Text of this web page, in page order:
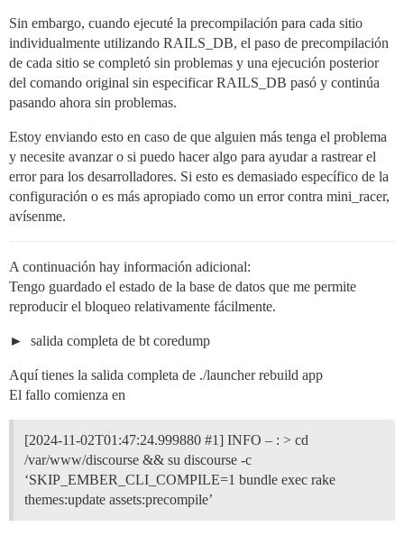
Sin embargo, cuando ejecuté la precompilación para cada sitio
individualmente utilizando RAILS_DB, el paso de precompilación
de cada sitio se completó sin problemas y una ejecución posterior
del comando original sin especificar RAILS_DB pasó y continúa
pasando ahora sin problemas.
Estoy enviando esto en caso de que alguien más tenga el problema
y necesite avanzar o si puedo hacer algo para ayudar a rastrear el
error para los desarrolladores. Si esto es demasiado específico de la
configuración o es más apropiado como un error contra mini_racer,
avísenme.
A continuación hay información adicional:
Tengo guardado el estado de la base de datos que me permite
reproducir el bloqueo relativamente fácilmente.
salida completa de bt coredump
Aquí tienes la salida completa de ./launcher rebuild app
El fallo comienza en
[2024-11-02T01:47:24.999880 #1] INFO – : > cd
/var/www/discourse && su discourse -c
‘SKIP_EMBER_CLI_COMPILE=1 bundle exec rake
themes:update assets:precompile’